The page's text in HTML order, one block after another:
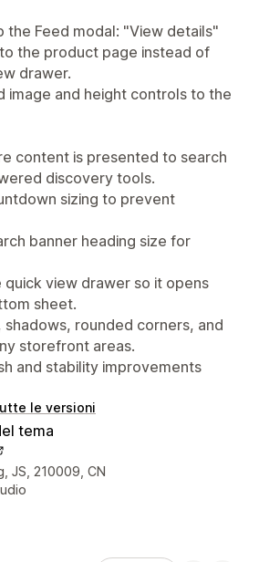
the Feed modal: "View details"
the product page instead of
drawer.
image and height controls to the
content is presented to search
discovery tools.
sizing to prevent
banner heading size for
quick view drawer so it opens
sheet.
rounded corners, and
storefront areas.
and stability improvements
le versioni
tema
JS, 210009, CN